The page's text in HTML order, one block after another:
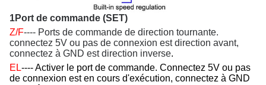
1Port de commande (SET)
Z/F---- Ports de commande de direction tournante.
connectez 5V ou pas de connexion est direction avant,
connectez à GND est direction inverse.
EL---- Activer le port de commande. Connectez 5V ou pas
de connexion est en cours d'exécution, connectez à GND